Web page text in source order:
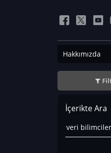
Hakkımızda
İçerikte Ara